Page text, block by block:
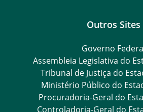
Outros Sites
Governo
Assembleia Legislativa do
Tribunal de Justiça do
Ministério Público do
Procuradoria-Geral do
Controladoria-Geral do